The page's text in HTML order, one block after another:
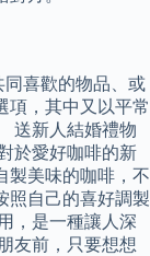
喜歡的物品、或
項，其中又以平常
送新人結婚禮物
於愛好咖啡的新
製美味的咖啡，不
照自己的喜好調製
，是一種讓人深
友前，只要想想